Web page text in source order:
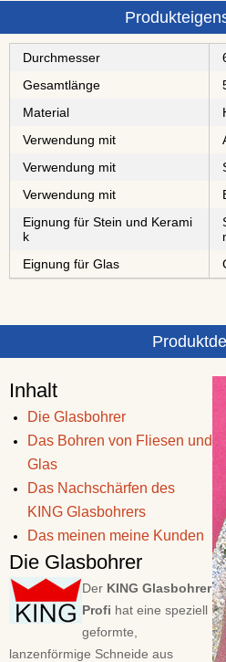
Durchmesser
Gesamtlänge
Material
Verwendung mit
Verwendung mit
Verwendung mit
Eignung für Stein und Kerami
k
Eignung für Glas
Inhalt
Die Glasbohrer
Das Bohren von Fliesen und
Glas
Das Nachschärfen des
KING Glasbohrers
Das meinen meine Kunden
Die Glasbohrer
Der KING Glasbohrer
Profi hat eine speziell
geformte,
lanzenförmige Schneide aus